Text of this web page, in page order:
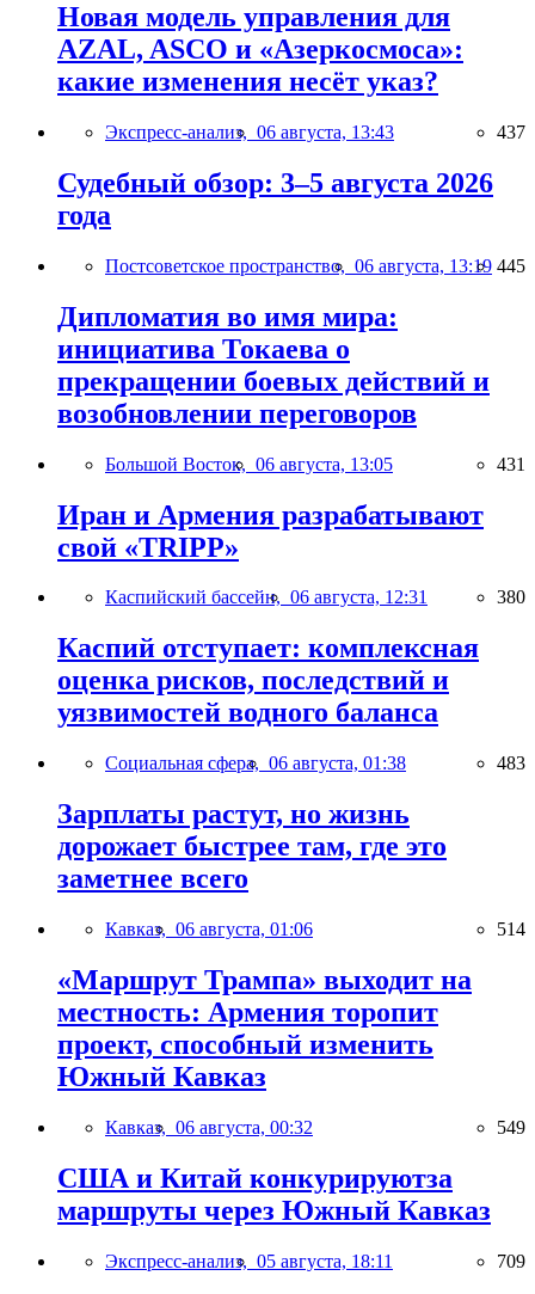
Новая модель управления для
AZAL, ASCO и «Азеркосмоса»:
какие изменения несёт указ?
Экспресс-анализ, 06 августа, 13:43 437
Судебный обзор: 3–5 августа 2026
года
Постсоветское пространство, 06 августа, 13:19 445
Дипломатия во имя мира:
инициатива Токаева о
прекращении боевых действий и
возобновлении переговоров
Большой Восток, 06 августа, 13:05 431
Иран и Армения разрабатывают
свой «TRIPP»
Каспийский бассейн, 06 августа, 12:31 380
Каспий отступает: комплексная
оценка рисков, последствий и
уязвимостей водного баланса
Социальная сфера, 06 августа, 01:38 483
Зарплаты растут, но жизнь
дорожает быстрее там, где это
заметнее всего
Кавказ, 06 августа, 01:06 514
«Маршрут Трампа» выходит на
местность: Армения торопит
проект, способный изменить
Южный Кавказ
Кавказ, 06 августа, 00:32 549
США и Китай конкурируютза
маршруты через Южный Кавказ
Экспресс-анализ, 05 августа, 18:11 709